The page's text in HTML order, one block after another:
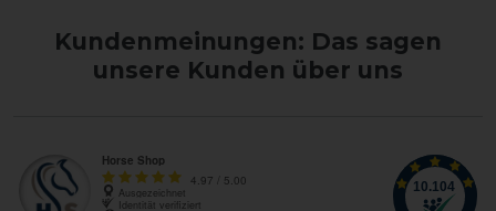
Kundenmeinungen: Das sagen
unsere Kunden über uns